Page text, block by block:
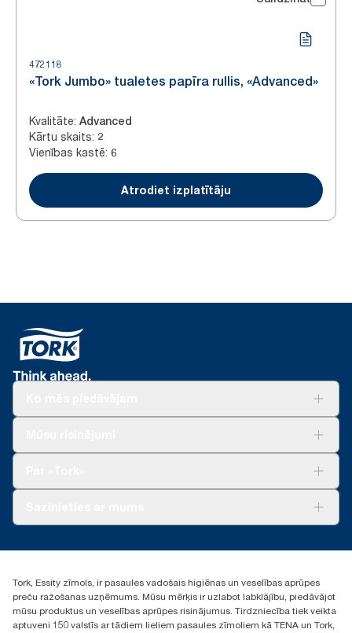
472118
«Tork Jumbo» tualetes papīra rullis, «Advanced»
Kvalitāte: Advanced
Kārtu skaits: 2
Vienības kastē: 6
Atrodiet izplatītāju
+371 29141799
Atrast izplatītāju
Ulbrokas street 19A
Riga, Latvija
Tork, Essity zīmols, ir pasaules vadošais higiēnas un veselības aprūpes
preču ražošanas uzņēmums. Mūsu mērķis ir uzlabot labklājību, piedāvājot
mūsu produktus un veselības aprūpes risinājumus. Tirdzniecība tiek veikta
aptuveni 150 valstīs ar tādiem lieliem pasaules zīmoliem kā TENA un Tork,